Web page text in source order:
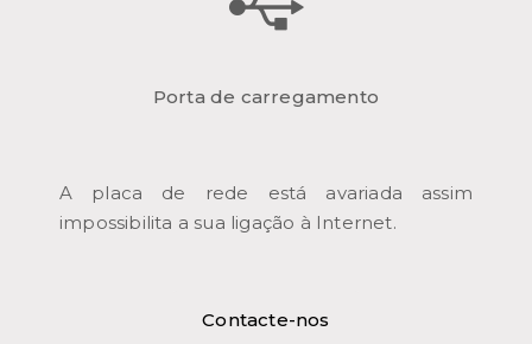
Porta de carregamento
A placa de rede está avariada assim
impossibilita a sua ligação à Internet.
Contacte-nos